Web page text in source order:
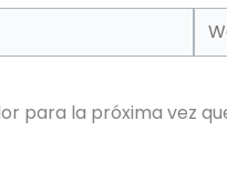
Web
para la próxima vez